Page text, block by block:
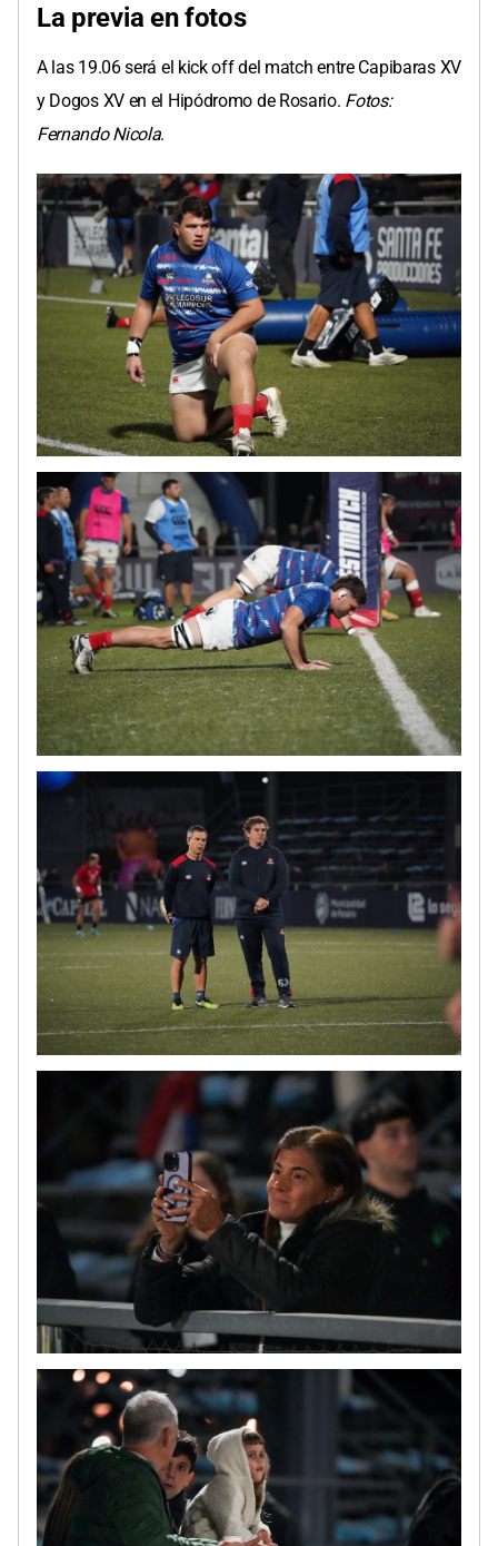
La previa en fotos
A las 19.06 será el kick off del match entre Capibaras XV
y Dogos XV en el Hipódromo de Rosario. Fotos:
Fernando Nicola.